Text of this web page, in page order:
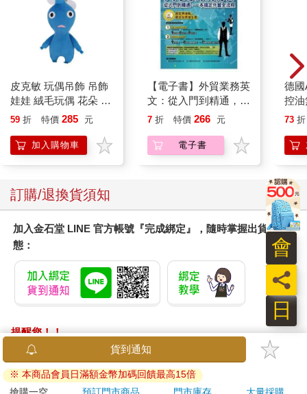
皮克敏 玩偶吊飾 吊飾
娃娃 絨毛玩偶 花朵 葉
子 藍色皮克敏 紅色皮
Pikmin 任天堂 三英貿
易
59 折 特價 285 元
加入購物車
【電子書】外貿業務英
文：從入門到精通，一
本搞定外貿全流程【有
7 折 特價 266 元
電子書
德國
控
凝露
調
滋
73 折
訂購/退換貨須知
加入金石堂 LINE 官方帳號『完成綁定』，隨時掌握出貨動
態：
提醒您！！
金石堂及銀行均不會請您操作ATM! 如接獲電話要求您前往
ATM提款機，請不要聽從指示，以免受騙上當！
退換貨須知：
貨到通知
※ 本商品會員日滿額金幣加碼回饋最高15倍
日
員
會